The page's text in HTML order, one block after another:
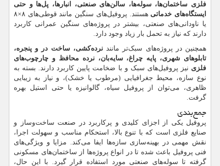
فلزی ساختمان‌ها، سوله‌ها، سالن‌های صنعتی، انبارها، پل‌ها و حتی
ایستگاه‌های خدماتی
هستند. پروفیل‌های سنگین مانند قوطی‌های ۸×۸
یا ناودانی‌های صنعتی، بیشتر در پروژه‌های سنگین عمرانی کاربرد
دارند که نیاز به تحمل بار زیاد وجود دارد.
همچنین در پروژه‌های سبک‌تر مانندنرده‌کشی، ساخت در و پنجره،
تابلوهای شهری، پایه چراغ، سایه‌بان، نرده محافظ و چارچوب‌های
فلزی نیز پروفیل‌های سبک و با ضخامت پایین کاربرد دارند. بسته به
نوع سازه، محیط جغرافیایی (مرطوب یا خشک)، و نیاز به زیبایی
ظاهری، می‌توان از پروفیل سیاه، گالوانیزه یا حتی استیل بهره
گرفت.
جمع‌بندی
پروفیل یکی از اجزای کلیدی و پرکاربرد در صنعت ساخت‌وساز و
صنایع فلزی است که با تنوع بالا، استحکام مناسب و سهولت اجرا،
نقش مهمی در بهینه‌سازی سازه‌ها ایفا می‌کند. مزایا و ویژگی‌های
فنی پروفیل باعث شده تا در انواع پروژه‌ها از ساختمان‌های مسکونی
گرفته تا سوله‌های صنعتی مورد استفاده قرار گیرد. با این حال،